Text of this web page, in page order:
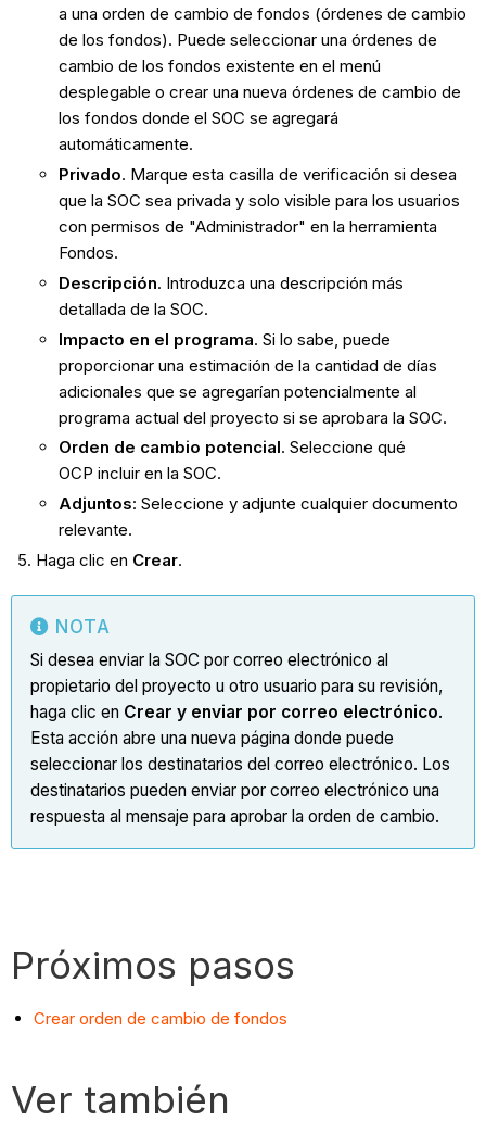
a una orden de cambio de fondos (órdenes de cambio
de los fondos). Puede seleccionar una órdenes de
cambio de los fondos existente en el menú
desplegable o crear una nueva órdenes de cambio de
los fondos donde el SOC se agregará
automáticamente.
Privado. Marque esta casilla de verificación si desea
que la SOC sea privada y solo visible para los usuarios
con permisos de "Administrador" en la herramienta
Fondos.
Descripción. Introduzca una descripción más
detallada de la SOC.
Impacto en el programa. Si lo sabe, puede
proporcionar una estimación de la cantidad de días
adicionales que se agregarían potencialmente al
programa actual del proyecto si se aprobara la SOC.
Orden de cambio potencial. Seleccione qué
OCP incluir en la SOC.
Adjuntos: Seleccione y adjunte cualquier documento
relevante.
Haga clic en Crear.
NOTA
Si desea enviar la SOC por correo electrónico al
propietario del proyecto u otro usuario para su revisión,
haga clic en Crear y enviar por correo electrónico.
Esta acción abre una nueva página donde puede
seleccionar los destinatarios del correo electrónico. Los
destinatarios pueden enviar por correo electrónico una
respuesta al mensaje para aprobar la orden de cambio.
Próximos pasos
Crear orden de cambio de fondos
Ver también